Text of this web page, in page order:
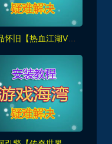
精品怀旧【热血江湖V2.0任务端】百宝阁无限元宝时装披风送+GM工具+支持多开+宝宝挂